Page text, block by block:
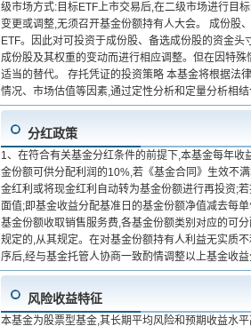
级市场方式:目标ETF上市交易后,在二级市场进行目
变更或调整,无须召开基金份额持有人大会。 成份股
ETF。因此对可投资于成份股、备选成份股的资金
成份股及其权重的变动而进行相应调整。但在因特
适当的替代。 存托凭证的投资策略 本基金将根据法
情况、市场估值等因素,通过定性分析和定量分析相
分红政策
1、在符合有关基金分红条件的前提下,本基金每年
金份额可供分配利润的10%,若《基金合同》生效不
金红利或将现金红利自动转为基金份额进行再投资;
面值;即基金收益分配基准日的基金份额净值减去每
基金份额收取销售服务费,各基金份额类别对应的可
规定的,从其规定。在对基金份额持有人利益无实质
序后,经与基金托管人协商一致酌情调整以上基金收
风险收益特征
本基金为股票型基金,其长期平均风险和预期收益水